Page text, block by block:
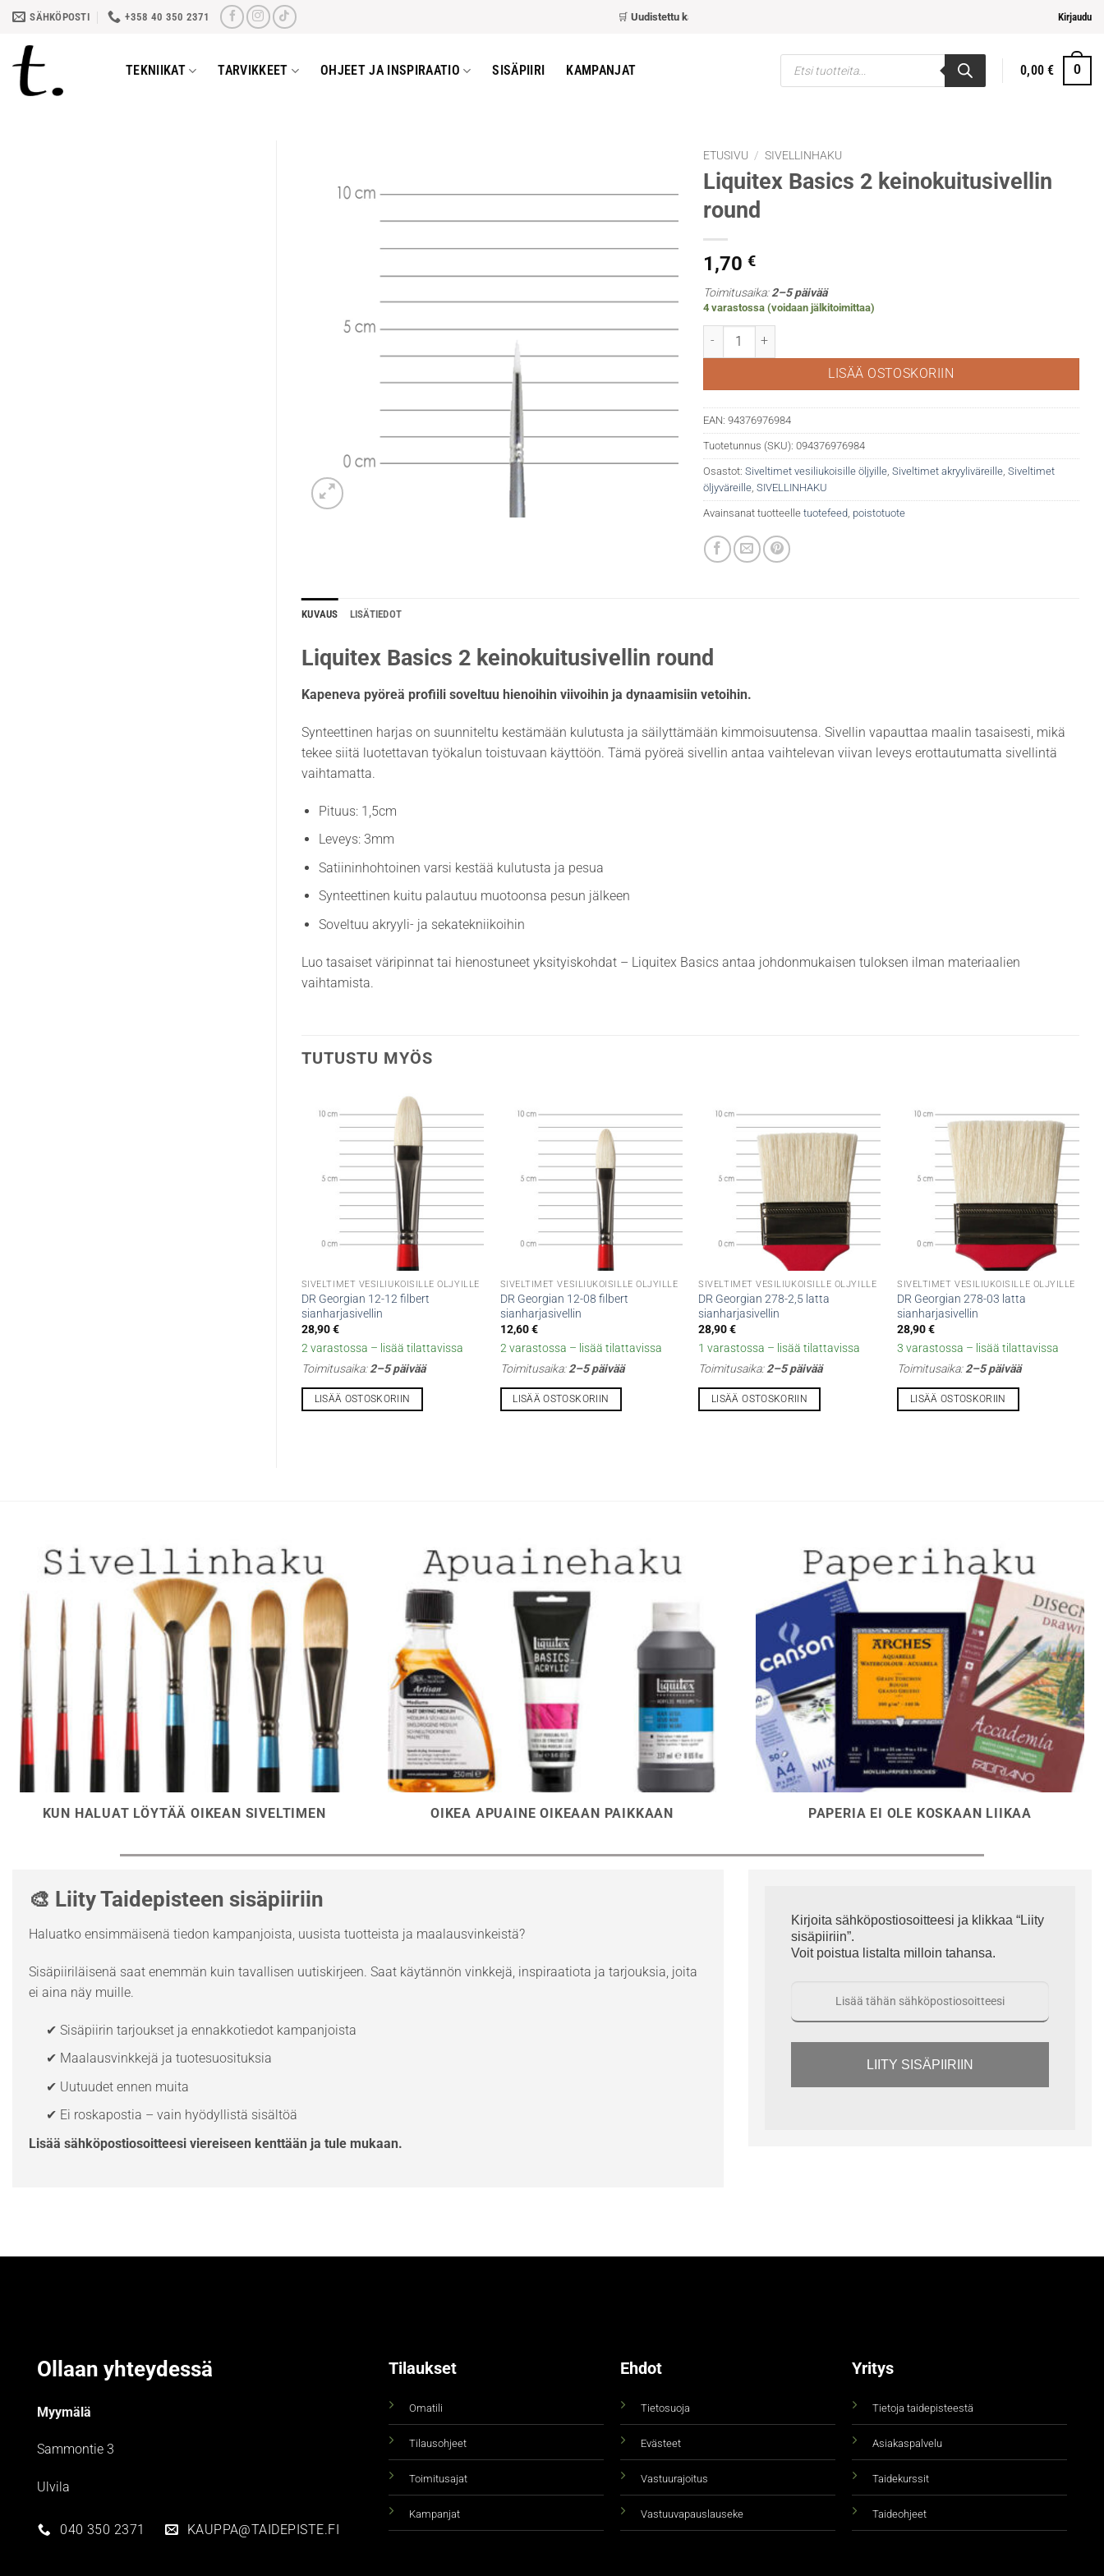
Skip
content
SÄHKÖPOSTI +358 40 350 2371 Uudistettu kassa Kirjaudu
TEKNIIKAT TARVIKKEET OHJEET JA INSPIRAATIO SISÄPIIRI KAMPANJAT
Products
search
0,00€ 0
ETUSIVU / SIVELLINHAKU
Liquitex Basics 2 keinokuitusivellin
round
1,70 €
Toimitusaika:2–5 päivää
4 varastossa (voidaan jälkitoimittaa)
Liquitex Basics 2 keinokuitusivellin round määrä
LISÄÄ OSTOSKORIIN
EAN: 94376976984
Tuotetunnus (SKU): 094376976984
Osastot: Siveltimet vesiliukoisille öljyille, Siveltimet akryyliväreille, Siveltimet
öljyväreille, SIVELLINHAKU
Avainsanat tuotteelle tuotefeed, poistotuote
KUVAUS LISÄTIEDOT
Liquitex Basics 2 keinokuitusivellin round
Kapeneva pyöreä profiili soveltuu hienoihin viivoihin ja dynaamisiin vetoihin.
Synteettinen harjas on suunniteltu kestämään kulutusta ja säilyttämään kimmoisuutensa. Sivellin vapauttaa maalin tasaisesti, mikä
tekee siitä luotettavan työkalun toistuvaan käyttöön. Tämä pyöreä sivellin antaa vaihtelevan viivan leveys erottautumatta sivellintä
vaihtamatta.
Pituus: 1,5cm
Leveys: 3mm
Satiininhohtoinen varsi kestää kulutusta ja pesua
Synteettinen kuitu palautuu muotoonsa pesun jälkeen
Soveltuu akryyli- ja sekatekniikoihin
Luo tasaiset väripinnat tai hienostuneet yksityiskohdat – Liquitex Basics antaa johdonmukaisen tuloksen ilman materiaalien
vaihtamista.
TUTUSTU MYÖS
SIVELTIMET VESILIUKOISILLE ÖLJYILLE
DR Georgian 12-12 filbert
sianharjasivellin
28,90€
2 varastossa – lisää tilattavissa
Toimitusaika:2–5 päivää
LISÄÄ OSTOSKORIIN
SIVELTIMET VESILIUKOISILLE ÖLJYILLE
DR Georgian 12-08 filbert
sianharjasivellin
12,60€
2 varastossa – lisää tilattavissa
Toimitusaika:2–5 päivää
LISÄÄ OSTOSKORIIN
SIVELTIMET VESILIUKOISILLE ÖLJYILLE
DR Georgian 278-2,5 latta
sianharjasivellin
28,90€
1 varastossa – lisää tilattavissa
Toimitusaika:2–5 päivää
LISÄÄ OSTOSKORIIN
SIVELTIMET VESILIUKOISILLE ÖLJYILLE
DR Georgian 278-03 latta
sianharjasivellin
28,90€
3 varastossa – lisää tilattavissa
Toimitusaika:2–5 päivää
LISÄÄ OSTOSKORIIN
KUN HALUAT LÖYTÄÄ OIKEAN SIVELTIMEN OIKEA APUAINE OIKEAAN PAIKKAAN PAPERIA EI OLE KOSKAAN LIIKAA
🎨 Liity Taidepisteen sisäpiiriin
Haluatko ensimmäisenä tiedon kampanjoista, uusista tuotteista ja maalausvinkeistä?
Sisäpiiriläisenä saat enemmän kuin tavallisen uutiskirjeen. Saat käytännön vinkkejä, inspiraatiota ja tarjouksia, joita
ei aina näy muille.
✔ Sisäpiirin tarjoukset ja ennakkotiedot kampanjoista
✔ Maalausvinkkejä ja tuotesuosituksia
✔ Uutuudet ennen muita
✔ Ei roskapostia – vain hyödyllistä sisältöä
Lisää sähköpostiosoitteesi viereiseen kenttään ja tule mukaan.
Kirjoita sähköpostiosoitteesi ja klikkaa “Liity
sisäpiiriin”.
Voit poistua listalta milloin tahansa.
LIITY SISÄPIIRIIN
Ollaan yhteydessä
Myymälä
Sammontie 3
Ulvila
040 350 2371 KAUPPA@TAIDEPISTE.FI
Tilaukset
Omatili
Tilausohjeet
Toimitusajat
Kampanjat
Ehdot
Tietosuoja
Evästeet
Vastuurajoitus
Vastuuvapauslauseke
Yritys
Tietoja taidepisteestä
Asiakaspalvelu
Taidekurssit
Taideohjeet